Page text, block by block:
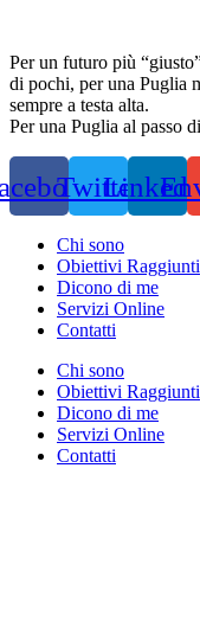
Per un futuro più
di pochi, per una Puglia
sempre a testa alta.
Per una Puglia al passo
Twitter
Chi sono
Obiettivi Raggiunti
Dicono di me
Servizi Online
Contatti
Chi sono
Obiettivi Raggiunti
Dicono di me
Servizi Online
Contatti